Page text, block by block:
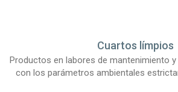
Cuartos límpios
Productos en labores de mantenimiento
con los parámetros ambientales